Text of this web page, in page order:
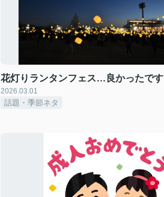
花灯りランタンフェス…良かったです
2026.03.01
話題・季節ネタ